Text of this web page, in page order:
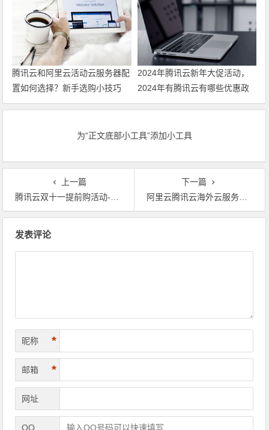
腾讯云和阿里云活动云服务器配
置如何选择？新手选购小技巧
2024年腾讯云新年大促活动，
2024年有腾讯云有哪些优惠政
策 领最新代金券
为“正文底部小工具”添加小工具
上一篇
腾讯云双十一提前购活动-白菜价998元/3年
下一篇
阿里云腾讯云海外云服务器活动价格表，对比看看谁更便宜
发表评论
昵称 *
邮箱 *
网址
QQ